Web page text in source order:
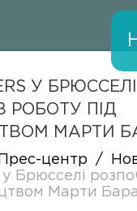
У БРЮССЕЛІ
РОБОТУ ПІД
МАРТИ
Прес-центр /
Брюсселі
Марти